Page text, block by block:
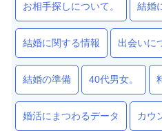
お相手探しについて。 結婚
結婚に関する情報 出会いに
結婚の準備 40代男女。
婚活にまつわるデータ カウ